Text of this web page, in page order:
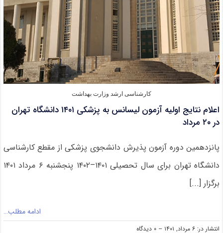
کارشناسی ارشد وزارت بهداشت
اعلام نتایج اولیه آزمون لیسانس به پزشکی ۱۴۰۱ دانشگاه تهران
در ۲۰ مرداد
پانزدهمین دوره آزمون پذیرش دانشجوی پزشکی از مقطع کارشناسی
دانشگاه تهران برای سال تحصیلی ۱۴۰۱–۱۴۰۲ پنجشنبه ۶ مرداد ۱۴۰۱
برگزار [...]
ادامه مطلب…
انتشار در: ۶ مرداد, ۱۴۰۱ -- ۰ دیدگاه
on